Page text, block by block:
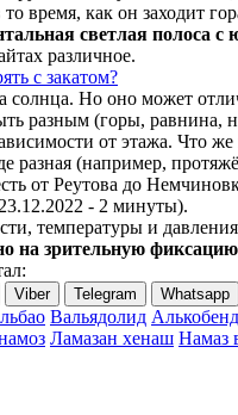
то время, как он заходит
светлая полоса с
различное.
с закатом?
солнца. Но оно может
разным (горы, равнина,
от этажа. Что же
разная (например,
от Реутова до
- 2 минуты).
температуры и
на зрительную фиксацию
Viber Telegram Whatsapp
Вальядолид
Ламазан хенаш Намаз